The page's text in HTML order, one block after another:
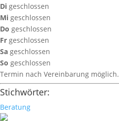
Di geschlossen
Mi geschlossen
Do geschlossen
Fr geschlossen
Sa geschlossen
So geschlossen
Termin nach Vereinbarung möglich.
Stichwörter:
Beratung